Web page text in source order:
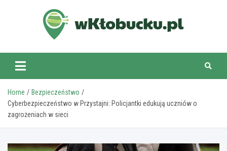
wKlobucku.pl
Home
Bezpieczeństwo
Cyberbezpieczeństwo w Przystajni: Policjantki edukują uczniów o
zagrożeniach w sieci